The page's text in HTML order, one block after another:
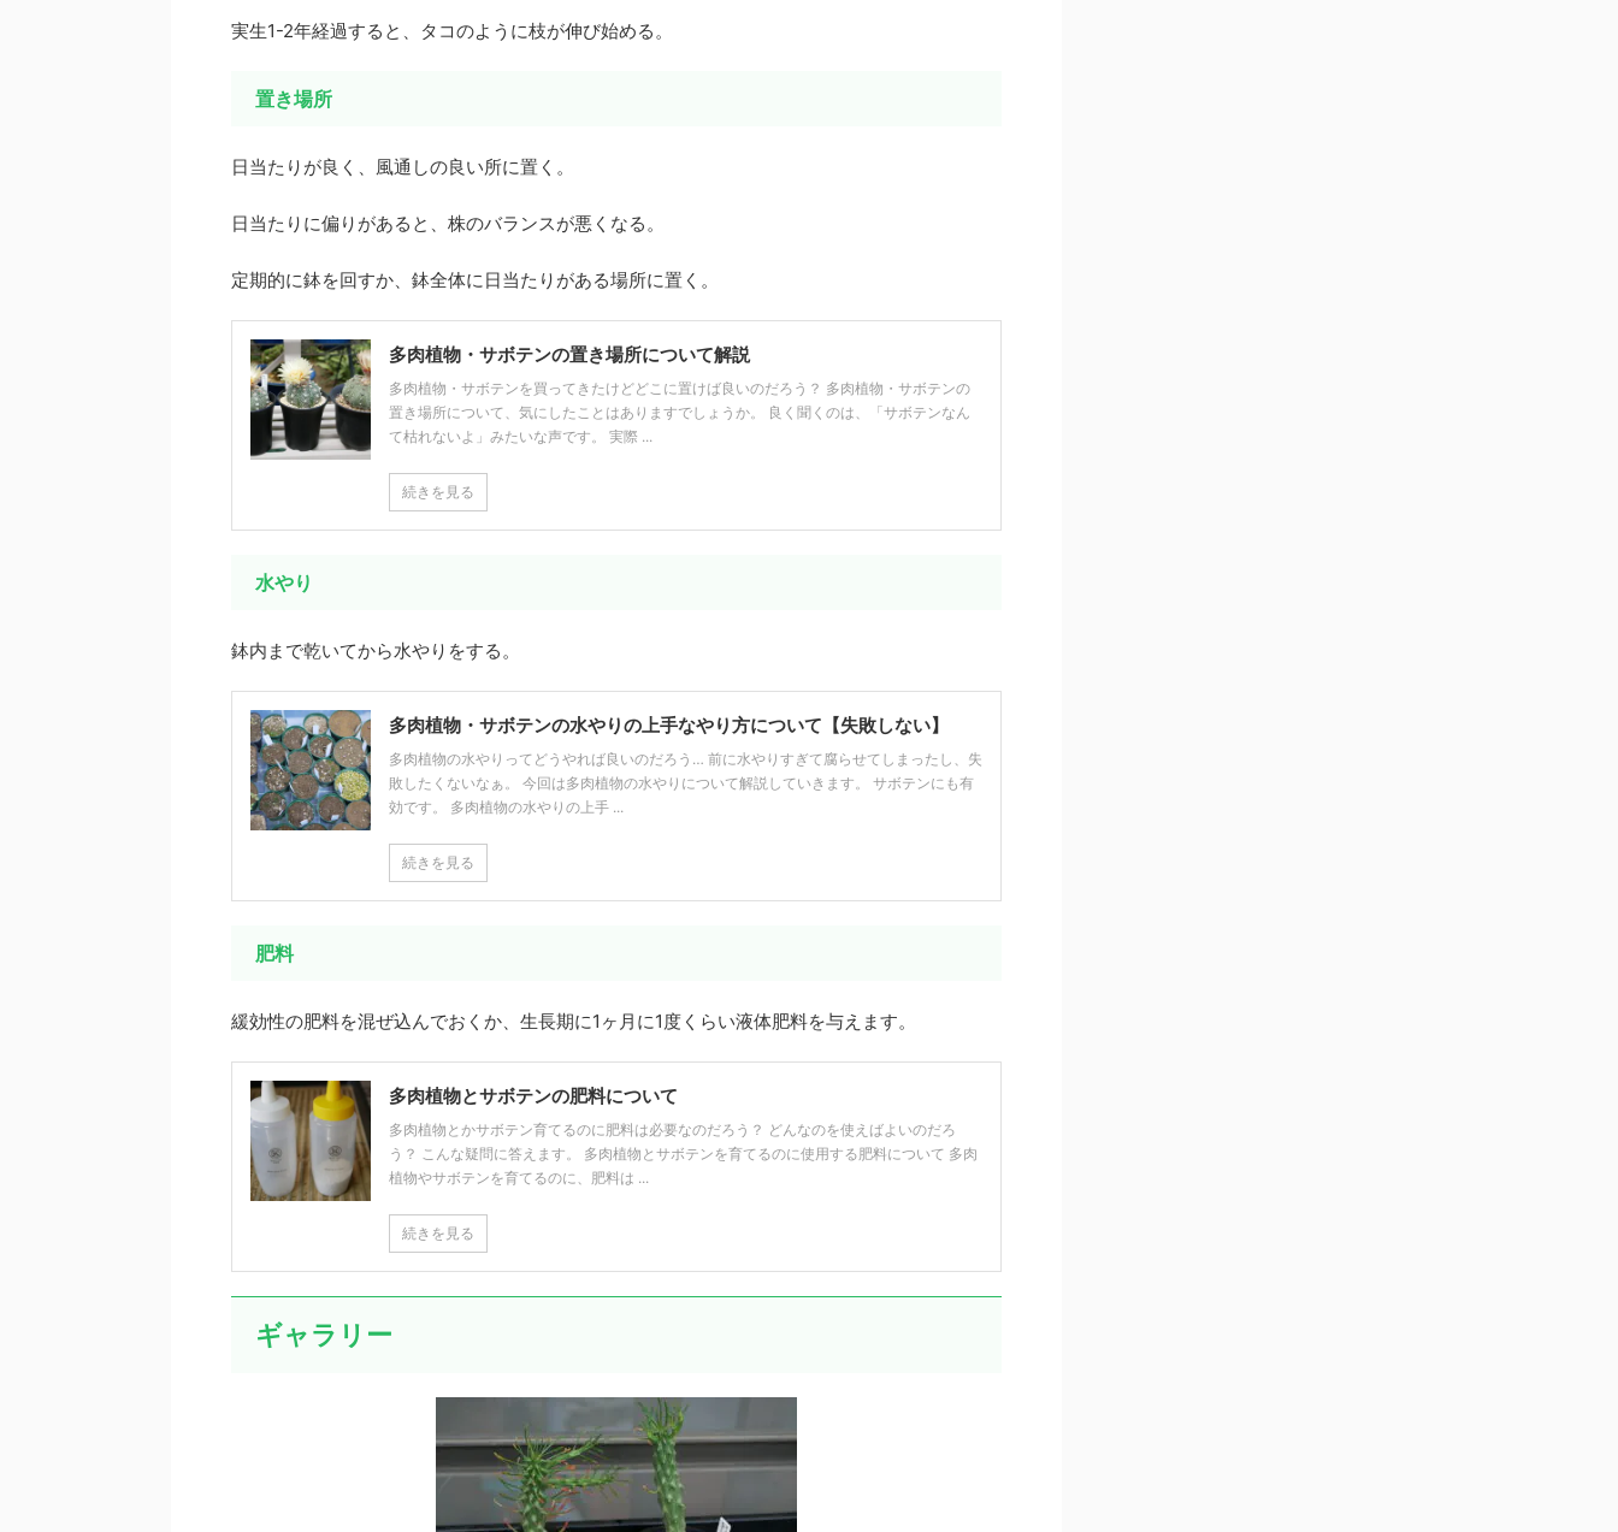
実生1-2年経過すると、タコのように枝が伸び始める。
置き場所
日当たりが良く、風通しの良い所に置く。
日当たりに偏りがあると、株のバランスが悪くなる。
定期的に鉢を回すか、鉢全体に日当たりがある場所に置く。
多肉植物・サボテンの置き場所について解説
多肉植物・サボテンを買ってきたけどどこに置けば良いのだろう？ 多肉植物・サボテンの
置き場所について、気にしたことはありますでしょうか。 良く聞くのは、「サボテンなん
て枯れないよ」みたいな声です。 実際 ...
続きを見る
水やり
鉢内まで乾いてから水やりをする。
多肉植物・サボテンの水やりの上手なやり方について【失敗しない】
多肉植物の水やりってどうやれば良いのだろう… 前に水やりすぎて腐らせてしまったし、失
敗したくないなぁ。 今回は多肉植物の水やりについて解説していきます。 サボテンにも有
効です。 多肉植物の水やりの上手 ...
続きを見る
肥料
緩効性の肥料を混ぜ込んでおくか、生長期に1ヶ月に1度くらい液体肥料を与えます。
多肉植物とサボテンの肥料について
多肉植物とかサボテン育てるのに肥料は必要なのだろう？ どんなのを使えばよいのだろ
う？ こんな疑問に答えます。 多肉植物とサボテンを育てるのに使用する肥料について 多肉
植物やサボテンを育てるのに、肥料は ...
続きを見る
ギャラリー